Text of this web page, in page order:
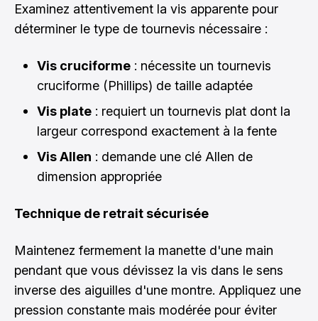
Examinez attentivement la vis apparente pour
déterminer le type de tournevis nécessaire :
Vis cruciforme : nécessite un tournevis
cruciforme (Phillips) de taille adaptée
Vis plate : requiert un tournevis plat dont la
largeur correspond exactement à la fente
Vis Allen : demande une clé Allen de
dimension appropriée
Technique de retrait sécurisée
Maintenez fermement la manette d'une main
pendant que vous dévissez la vis dans le sens
inverse des aiguilles d'une montre. Appliquez une
pression constante mais modérée pour éviter